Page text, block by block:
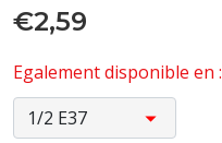
€2,59
Egalement disponible en :